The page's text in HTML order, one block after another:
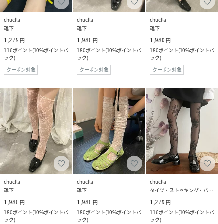
chuclla
靴下
1,279 円
116ポイント(10%ポイントバ
ック)
クーポン対象
chuclla
靴下
1,980 円
180ポイント(10%ポイントバ
ック)
クーポン対象
chuclla
靴下
1,980 円
180ポイント(10%ポイントバ
ック)
クーポン対象
chuclla
靴下
1,980 円
180ポイント(10%ポイントバ
ック)
chuclla
靴下
1,980 円
180ポイント(10%ポイントバ
ック)
chuclla
タイツ・ストッキング・パンスト
1,279 円
116ポイント(10%ポイントバ
ック)